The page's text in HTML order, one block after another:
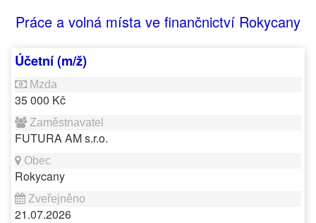
Práce a volná místa ve finančnictví Rokycany
Účetní (m/ž)
35 000 Kč
FUTURA AM s.r.o.
Rokycany
21.07.2026